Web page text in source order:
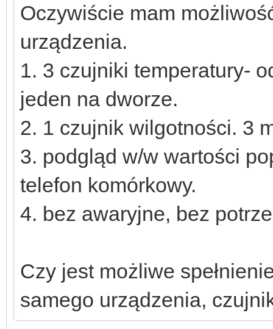
Oczywiście mam
urządzenia.
1. 3 czujniki temperatury-
jeden na dworze.
2. 1 czujnik wilgotności. 3
3. podgląd w/w wartości
telefon komórkowy.
4. bez awaryjne, bez
Czy jest możliwe
samego urządzenia,